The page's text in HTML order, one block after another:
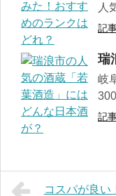
人
記
瑞
岐
記
コスパが良い